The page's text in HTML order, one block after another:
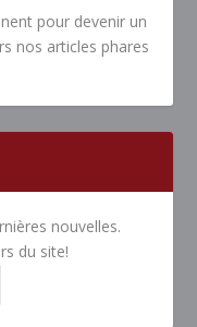
pour devenir un
nos articles phares
nouvelles.
du site!